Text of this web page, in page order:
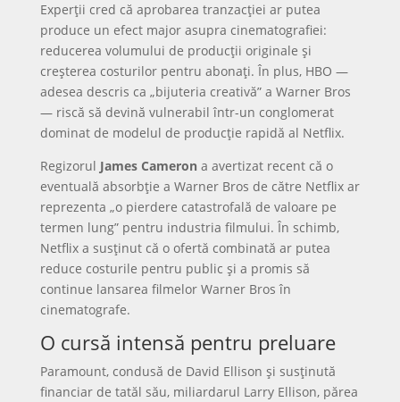
Experții cred că aprobarea tranzacției ar putea
produce un efect major asupra cinematografiei:
reducerea volumului de producții originale și
creșterea costurilor pentru abonați. În plus, HBO —
adesea descris ca „bijuteria creativă” a Warner Bros
— riscă să devină vulnerabil într-un conglomerat
dominat de modelul de producție rapidă al Netflix.
Regizorul James Cameron a avertizat recent că o
eventuală absorbție a Warner Bros de către Netflix ar
reprezenta „o pierdere catastrofală de valoare pe
termen lung” pentru industria filmului. În schimb,
Netflix a susținut că o ofertă combinată ar putea
reduce costurile pentru public și a promis să
continue lansarea filmelor Warner Bros în
cinematografe.
O cursă intensă pentru preluare
Paramount, condusă de David Ellison și susținută
financiar de tatăl său, miliardarul Larry Ellison, părea